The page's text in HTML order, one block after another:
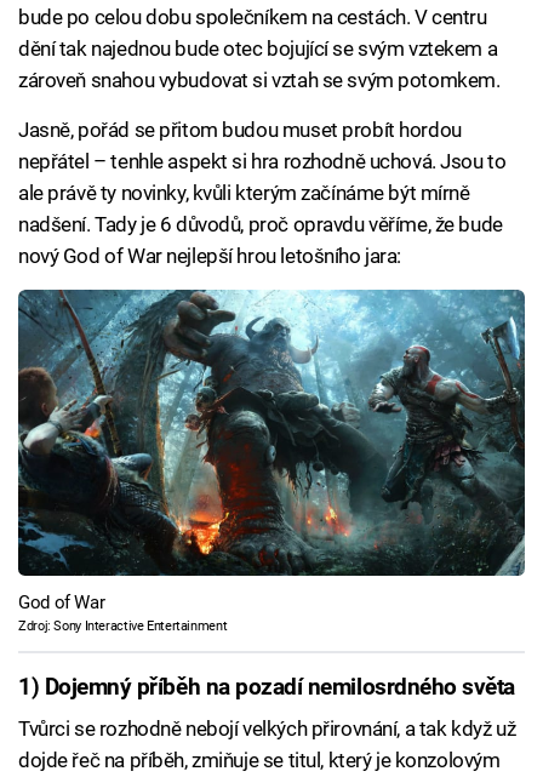
bude po celou dobu společníkem na cestách. V centru
dění tak najednou bude otec bojující se svým vztekem a
zároveň snahou vybudovat si vztah se svým potomkem.
Jasně, pořád se přitom budou muset probít hordou
nepřátel – tenhle aspekt si hra rozhodně uchová. Jsou to
ale právě ty novinky, kvůli kterým začínáme být mírně
nadšení. Tady je 6 důvodů, proč opravdu věříme, že bude
nový God of War nejlepší hrou letošního jara:
God of War
Zdroj: Sony Interactive Entertainment
1) Dojemný příběh na pozadí nemilosrdného světa
Tvůrci se rozhodně nebojí velkých přirovnání, a tak když už
dojde řeč na příběh, zmiňuje se titul, který je konzolovým